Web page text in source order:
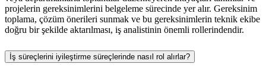
projelerin gereksinimlerini belgeleme sürecinde yer alır. Gereksinim
toplama, çözüm önerileri sunmak ve bu gereksinimlerin teknik ekibe
doğru bir şekilde aktarılması, iş analistinin önemli rollerindendir.
İş süreçlerini iyileştirme süreçlerinde nasıl rol alırlar?